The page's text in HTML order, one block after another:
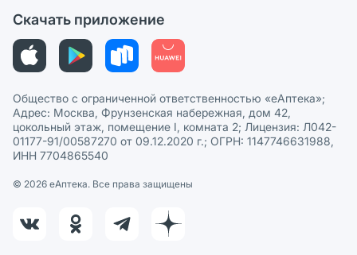
Этика и соответствие
Политика в отношении обработки персональных данных
Скачать приложение
Общество с ограниченной ответственностью «еАптека»;
Адрес: Москва, Фрунзенская набережная, дом 42,
цокольный этаж, помещение I, комната 2; Лицензия: Л042-
01177-91/00587270 от 09.12.2020 г.; ОГРН: 1147746631988,
ИНН 7704865540
© 2026 eАптека. Все права защищены